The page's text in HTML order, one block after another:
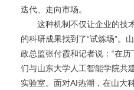
迭代、走向市场。
这种机制不仅让企业的技术
的科研成果找到了“试炼场”。
政总监张付霞和记者说：“在
们与山东大学人工智能学院共
实验室。面对AI热潮，在山大